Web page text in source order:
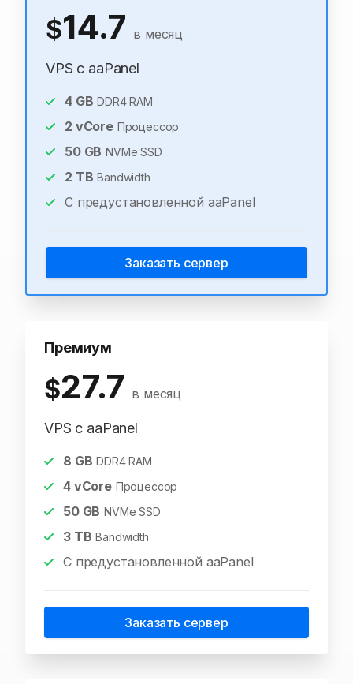
$14.7 в месяц
VPS с aaPanel
4GB DDR4 RAM
2 vCore Процессор
50GB NVMe SSD
2 TB Bandwidth
С предустановленной aaPanel
Заказать сервер
Премиум
$27.7 в месяц
VPS с aaPanel
8 GB DDR4 RAM
4vCore Процессор
50GB NVMe SSD
3TB Bandwidth
С предустановленной aaPanel
Заказать сервер